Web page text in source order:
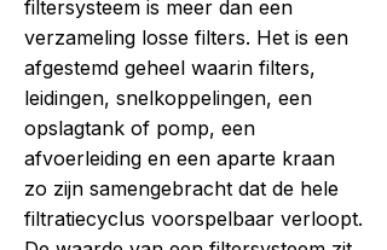
filtersysteem is meer dan een
verzameling losse filters. Het is een
afgestemd geheel waarin filters,
leidingen, snelkoppelingen, een
opslagtank of pomp, een
afvoerleiding en een aparte kraan
zo zijn samengebracht dat de hele
filtratiecyclus voorspelbaar verloopt.